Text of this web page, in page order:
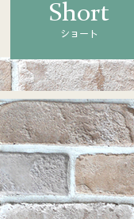
Short
ショート